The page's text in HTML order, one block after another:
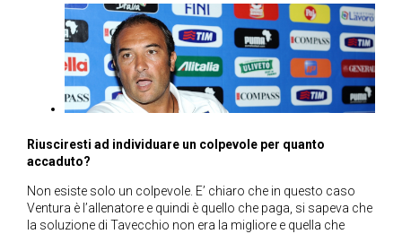
Riusciresti ad individuare un colpevole per quanto
accaduto?
Non esiste solo un colpevole. E’ chiaro che in questo caso
Ventura è l’allenatore e quindi è quello che paga, si sapeva che
la soluzione di Tavecchio non era la migliore e quella che